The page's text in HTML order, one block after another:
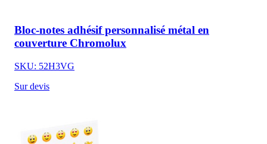
Bloc-notes adhésif personnalisé métal en
couverture Chromolux
SKU: 52H3VG
Sur devis